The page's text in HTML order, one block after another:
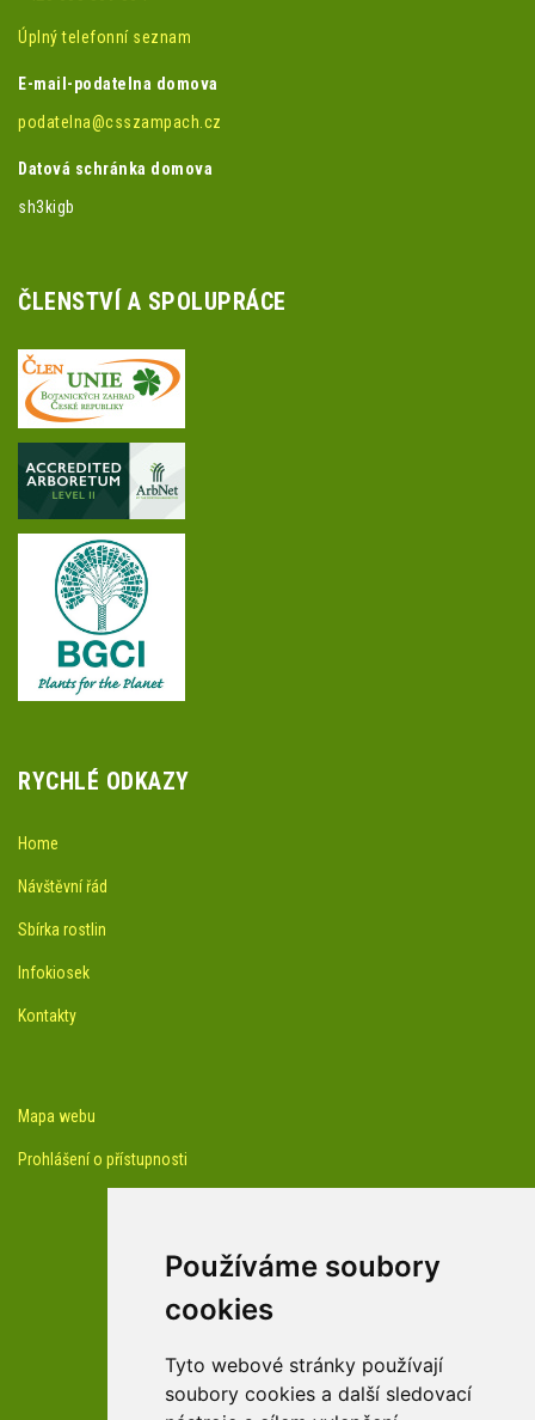
Používáme soubory
cookies
Tyto webové stránky používají
soubory cookies a další sledovací
Úplný telefonní seznam
E-mail-podatelna domova
podatelna@csszampach.cz
Datová schránka domova
sh3kigb
ČLENSTVÍ A SPOLUPRÁCE
RYCHLÉ ODKAZY
Home
Návštěvní řád
Sbírka rostlin
Infokiosek
Kontakty
Mapa webu
Prohlášení o přístupnosti